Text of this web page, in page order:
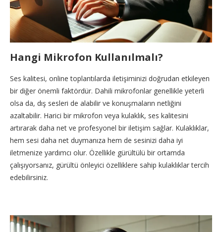
Hangi Mikrofon Kullanılmalı?
Ses kalitesi, online toplantılarda iletişiminizi doğrudan etkileyen
bir diğer önemli faktördür. Dahili mikrofonlar genellikle yeterli
olsa da, dış sesleri de alabilir ve konuşmaların netliğini
azaltabilir. Harici bir mikrofon veya kulaklık, ses kalitesini
artırarak daha net ve profesyonel bir iletişim sağlar. Kulaklıklar,
hem sesi daha net duymanıza hem de sesinizi daha iyi
iletmenize yardımcı olur. Özellikle gürültülü bir ortamda
çalışıyorsanız, gürültü önleyici özelliklere sahip kulaklıklar tercih
edebilirsiniz.